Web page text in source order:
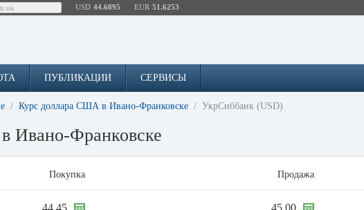
USD 44.6895 EUR 51.6253
ПУБЛИКАЦИИ СЕРВИСЫ
Курс доллара США в Ивано-Франковске УкрСиббанк (USD)
Ивано-Франковске
Покупка Продажа
44.45 45.00